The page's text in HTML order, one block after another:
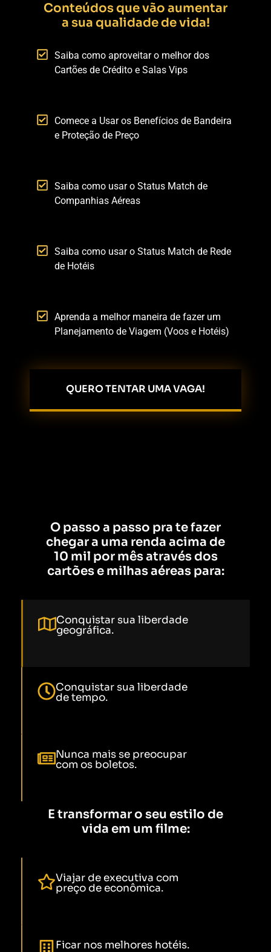
Conteúdos que vão aumentar
a sua qualidade de vida!
Saiba como aproveitar o melhor dos
Cartões de Crédito e Salas Vips
Comece a Usar os Benefícios de Bandeira
e Proteção de Preço
Saiba como usar o Status Match de
Companhias Aéreas
Saiba como usar o Status Match de Rede
de Hotéis
Aprenda a melhor maneira de fazer um
Planejamento de Viagem (Voos e Hotéis)
QUERO TENTAR UMA VAGA!
O passo a passo pra te fazer
chegar a uma renda acima de
10 mil por mês através dos
cartões e milhas aéreas para:
Conquistar sua liberdade
geográfica.
Conquistar sua liberdade
de tempo.
Nunca mais se preocupar
com os boletos.
E transformar o seu estilo de
vida em um filme:
Viajar de executiva com
preço de econômica.
Ficar nos melhores hotéis.